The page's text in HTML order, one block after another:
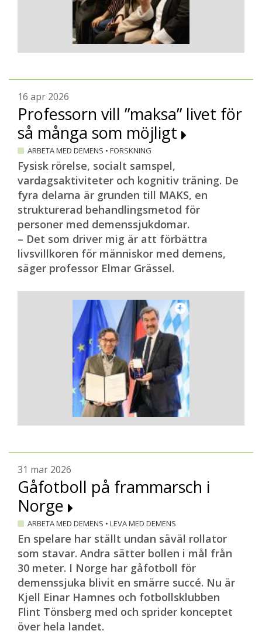
16 apr 2026
Professorn vill ”maksa” livet för
så många som möjligt
ARBETA MED DEMENS • FORSKNING
Fysisk rörelse, socialt samspel,
vardagsaktiviteter och kognitiv träning. De
fyra delarna är grunden till MAKS, en
strukturerad behandlingsmetod för
personer med demenssjukdomar.
– Det som driver mig är att förbättra
livsvillkoren för människor med demens,
säger professor Elmar Grässel.
31 mar 2026
Gåfotboll på frammarsch i
Norge
ARBETA MED DEMENS • LEVA MED DEMENS
En spelare har ställt undan såväl rollator
som stavar. Andra sätter bollen i mål från
30 meter. I Norge har gåfotboll för
demenssjuka blivit en smärre succé. Nu är
Kjell Einar Hamnes och fotbollsklubben
Flint Tönsberg med och sprider konceptet
över hela landet.